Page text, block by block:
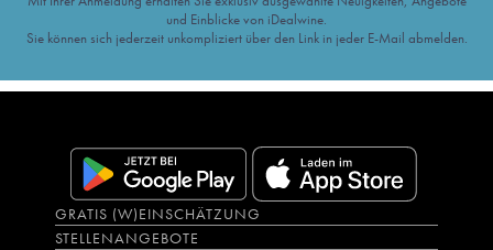
und Einblicke von iDealwine.
Sie können sich jederzeit unkompliziert über den Link in jeder E-Mail abmelden.
GRATIS (W)EINSCHÄTZUNG
STELLENANGEBOTE